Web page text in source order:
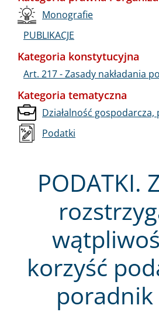
PODATKI.
korzyść
poradnik
Monografie
PUBLIKACJE
Kategoria konstytucyjna
Art. 217 - Zasady nakładania
Kategoria tematyczna
Działalność
Podatki